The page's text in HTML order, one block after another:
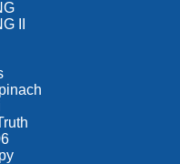
II